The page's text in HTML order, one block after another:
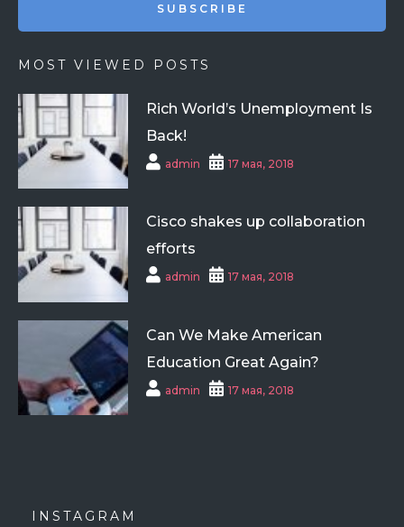
SUBSCRIBE
MOST VIEWED POSTS
Rich World’s Unemployment Is
Back!
admin 17 мая, 2018
Cisco shakes up collaboration
efforts
admin 17 мая, 2018
Can We Make American
Education Great Again?
admin 17 мая, 2018
INSTAGRAM